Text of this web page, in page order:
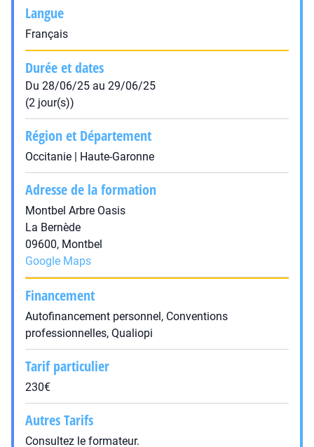
Langue
Français
Durée et dates
Du 28/06/25 au 29/06/25
(2 jour(s))
Région et Département
Occitanie | Haute-Garonne
Adresse de la formation
Montbel Arbre Oasis
La Bernède
09600, Montbel
Google Maps
Financement
Autofinancement personnel, Conventions
professionnelles, Qualiopi
Tarif particulier
230€
Autres Tarifs
Consultez le formateur.